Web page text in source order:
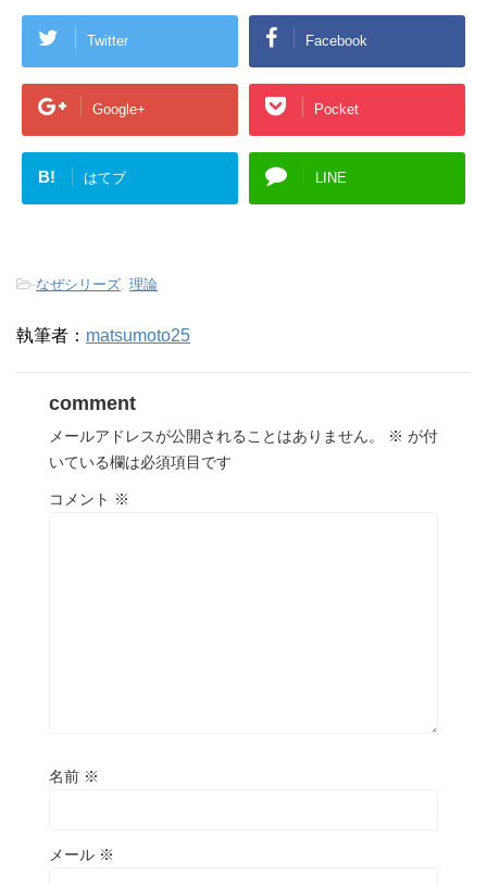
Twitter Facebook
Google+ Pocket
B! はてブ LINE
-なぜシリーズ 理論
執筆者： matsumoto25
comment
メールアドレスが公開されることはありません。 ※ が付
いている欄は必須項目です
コメント ※
名前 ※
メール ※